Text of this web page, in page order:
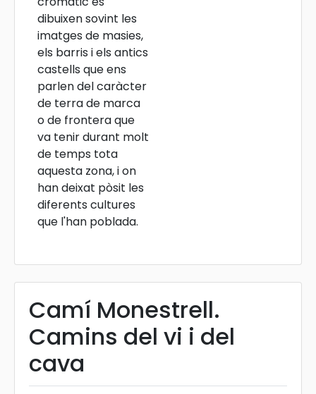
dibuixen sovint les
imatges de masies,
els barris i els antics
castells que ens
parlen del caràcter
de terra de marca
o de frontera que
va tenir durant molt
de temps tota
aquesta zona, i on
han deixat pòsit les
diferents cultures
que l'han poblada.
Camí Monestrell.
Camins del vi i del
cava